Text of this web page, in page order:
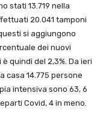
stati 13.719 nella
20.041 tamponi
si aggiungono
dei nuovi
quindi del 2,3%. Da ieri
casa 14.775 persone
intensiva sono 63, 6
Covid, 4 in meno.